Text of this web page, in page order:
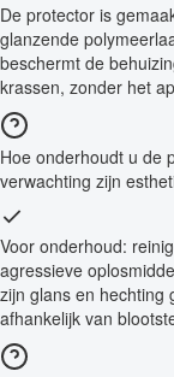
De protector is
glanzende
beschermt de
krassen, zonder het
Hoe onderhoudt u de
verwachting zijn
Voor onderhoud:
agressieve
zijn glans en hechting
afhankelijk van